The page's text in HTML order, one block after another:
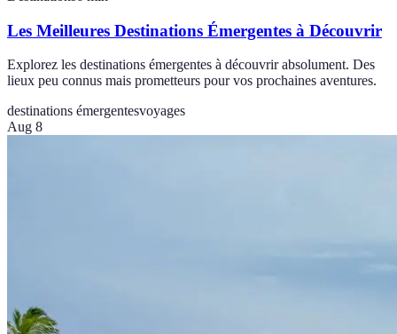
Les Meilleures Destinations Émergentes à Découvrir
Explorez les destinations émergentes à découvrir absolument. Des
lieux peu connus mais prometteurs pour vos prochaines aventures.
destinations émergentesvoyages
Aug 8